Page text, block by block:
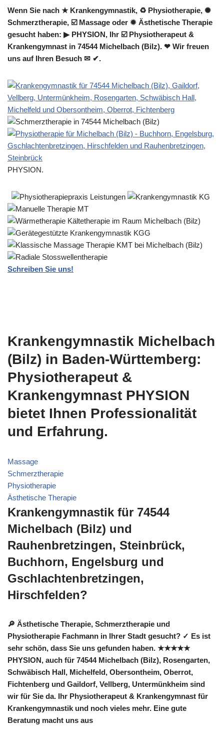
Wenn Sie nach ★ Krankengymnastik, ♻ Physiotherapie, ✺
Schmerztherapie, ☑️ Massage oder ✹ Ästhetische Therapie
gesucht haben: ▶︎ PHYSION, Ihr ☑️ Physiotherapeut &
Krankengymnast in 74544 Michelbach (Bilz). ❤ Wir freuen
uns auf Ihren Besuch ✉ ✔.
PHYSION.
Schreiben Sie uns!
Krankengymnastik Michelbach
(Bilz) in Baden-Württemberg:
Physiotherapeut &
Krankengymnast PHYSION
bietet Ihnen Professionalität
und Erfahrung.
Massage
Schmerztherapie
Physiotherapie
Ästhetische Therapie
Krankengymnastik für 74544
Michelbach (Bilz) und
Rauhenbretzingen, Steinbrück,
Buchhorn, Engelsburg und
Gschlachtenbretzingen,
Hirschfelden?
🔎 Ästhetische Therapie, Schmerztherapie und
Physiotherapie Fachmann in Ihrer Stadt gesucht? ✓ Es ist
sehr schön, dass Sie uns gefunden haben. ★★★★★
PHYSION, auch für 74544 Michelbach (Bilz), Rosengarten,
Schwäbisch Hall, Michelfeld, Obersontheim, Oberrot,
Fichtenberg und Gaildorf, Vellberg, Untermünkheim sind
wir für Sie da. Ihr Physiotherapeut & Krankengymnast für
Krankengymnastik und noch vieles mehr. Eine gute
Beratung macht uns aus